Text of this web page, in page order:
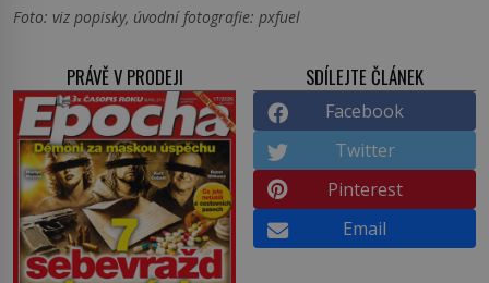
Foto: viz popisky, úvodní fotografie: pxfuel
PRÁVĚ V PRODEJI SDÍLEJTE ČLÁNEK
Facebook
Twitter
Pinterest
Email